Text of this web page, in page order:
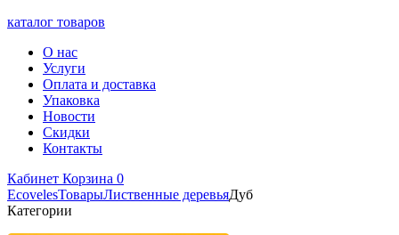
каталог товаров
О нас
Услуги
Оплата и доставка
Упаковка
Новости
Скидки
Контакты
Кабинет Корзина 0
EcovelesТоварыЛиственные деревьяДуб
Категории